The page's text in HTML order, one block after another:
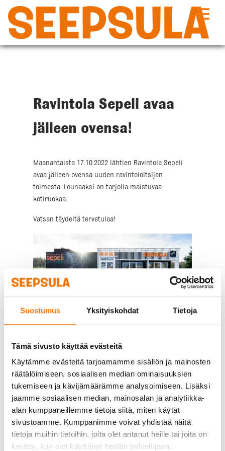
Suostumus Yksityiskohdat Tietoja
Tämä sivusto käyttää evästeitä
Käytämme evästeitä tarjoamamme sisällön ja mainosten
räätälöimiseen, sosiaalisen median ominaisuuksien
tukemiseen ja kävijämäärämme analysoimiseen. Lisäksi
jaamme sosiaalisen median, mainosalan ja analytiikka-
alan kumppaneillemme tietoja siitä, miten käytät
sivustoamme. Kumppanimme voivat yhdistää näitä
tietoja muihin tietoihin, joita olet antanut heille tai joita on
kerätty, kun olet käyttänyt heidän palvelujaan.
Siirry
sisältöön
Ravintola Sepeli avaa
jälleen ovensa!
Maanantaista 17.10.2022 lähtien Ravintola Sepeli
avaa jälleen ovensa uuden ravintoloitsijan
toimesta. Lounaaksi on tarjolla maistuvaa
kotiruokaa.
Vatsan täydeltä tervetuloa!